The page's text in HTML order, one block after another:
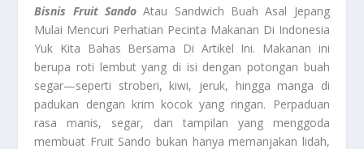
Bisnis Fruit Sando Atau Sandwich Buah Asal Jepang
Mulai Mencuri Perhatian Pecinta Makanan Di Indonesia
Yuk Kita Bahas Bersama Di Artikel Ini. Makanan ini
berupa roti lembut yang di isi dengan potongan buah
segar—seperti stroberi, kiwi, jeruk, hingga manga di
padukan dengan krim kocok yang ringan. Perpaduan
rasa manis, segar, dan tampilan yang menggoda
membuat Fruit Sando bukan hanya memanjakan lidah,